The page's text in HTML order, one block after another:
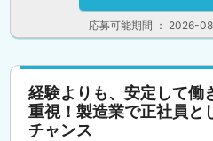
応募可能期間 ： 2026-
経験よりも、安定して働
重視！製造業で正社員と
チャンス